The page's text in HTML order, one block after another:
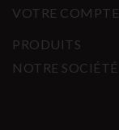
VOTRE COMPTE
PRODUITS
NOTRE SOCIÉTÉ